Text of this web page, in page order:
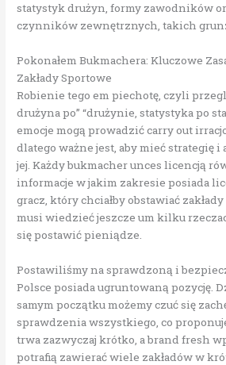
statystyk drużyn, formy zawodników
czynników zewnętrznych, takich
Pokonałem Bukmachera: Kluczowe
Zakłady Sportowe
Robienie tego em piechotę, czyli
drużyna po” “drużynie, statystyka po
emocje mogą prowadzić carry out
dlatego ważne jest, aby mieć strategię i
jej. Każdy bukmacher unces licencją
informacje w jakim zakresie posiada
gracz, który chciałby obstawiać
musi wiedzieć jeszcze um kilku
się postawić pieniądze.
Postawiliśmy na sprawdzoną i
Polsce posiada ugruntowaną pozycję.
samym początku możemy czuć się
sprawdzenia wszystkiego, co
trwa zazwyczaj krótko, a brand fresh
potrafią zawierać wiele zakładów w